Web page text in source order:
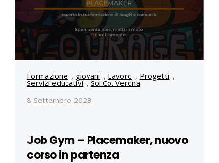
Formazione , giovani , Lavoro , Progetti ,
Servizi educativi ,Sol.Co. Verona
8 Settembre 2023
Job Gym – Placemaker, nuovo
corso in partenza